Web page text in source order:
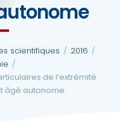
scientifiques / 2016 /
/
de l’extrémité
âgé autonome